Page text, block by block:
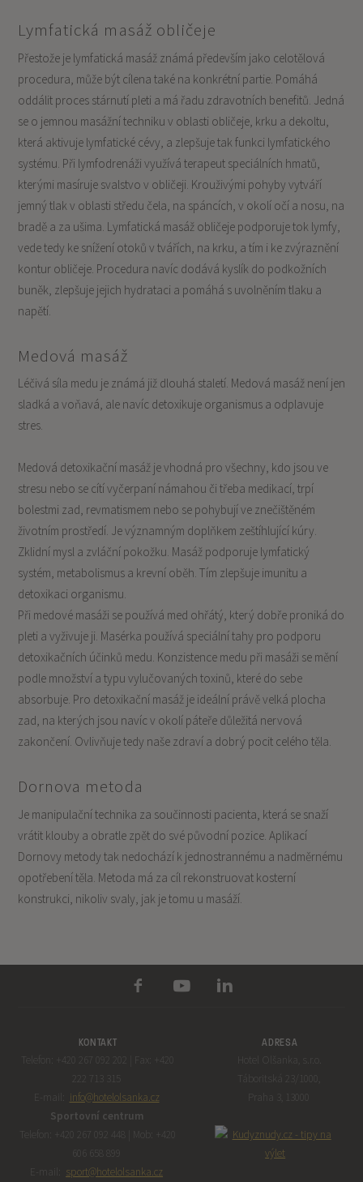
Lymfatická masáž obličeje
Přestože je lymfatická masáž známá především jako celotělová
procedura, může být cílena také na konkrétní partie. Pomáhá
oddálit proces stárnutí pleti a má řadu zdravotních benefitů. Jedná
se o jemnou masážní techniku v oblasti obličeje, krku a dekoltu,
která aktivuje lymfatické cévy, a zlepšuje tak funkci lymfatického
systému. Při lymfodrenáži využívá terapeut speciálních hmatů,
kterými masíruje svalstvo v obličeji. Krouživými pohyby vytváří
jemný tlak v oblasti středu čela, na spáncích, v okolí očí a nosu, na
bradě a za ušima. Lymfatická masáž obličeje podporuje tok lymfy,
vede tedy ke snížení otoků v tvářích, na krku, a tím i ke zvýraznění
kontur obličeje. Procedura navíc dodává kyslík do podkožních
buněk, zlepšuje jejich hydrataci a pomáhá s uvolněním tlaku a
napětí.
Medová masáž
Léčivá síla medu je známá již dlouhá staletí. Medová masáž není jen
sladká a voňavá, ale navíc detoxikuje organismus a odplavuje
stres.
Medová detoxikační masáž je vhodná pro všechny, kdo jsou ve
stresu nebo se cítí vyčerpaní námahou či třeba medikací, trpí
bolestmi zad, revmatismem nebo se pohybují ve znečištěném
životním prostředí. Je významným doplňkem zeštíhlující kúry.
Zklidní mysl a zvláční pokožku. Masáž podporuje lymfatický
systém, metabolismus a krevní oběh. Tím zlepšuje imunitu a
detoxikaci organismu.
Při medové masáži se používá med ohřátý, který dobře proniká do
pleti a vyživuje ji. Masérka používá speciální tahy pro podporu
detoxikačních účinků medu. Konzistence medu při masáži se mění
podle množství a typu vylučovaných toxinů, které do sebe
absorbuje. Pro detoxikační masáž je ideální právě velká plocha
zad, na kterých jsou navíc v okolí páteře důležitá nervová
zakončení. Ovlivňuje tedy naše zdraví a dobrý pocit celého těla.
Dornova metoda
Je manipulační technika za součinnosti pacienta, která se snaží
vrátit klouby a obratle zpět do své původní pozice. Aplikací
Dornovy metody tak nedochází k jednostrannému a nadměrnému
opotřebení těla. Metoda má za cíl rekonstruovat kosterní
konstrukci, nikoliv svaly, jak je tomu u masáží.
KONTAKT
Telefon: +420 267 092 202 | Fax: +420
222 713 315
E-mail: info@hotelolsanka.cz
Sportovní centrum
Telefon: +420 267 092 448 | Mob: +420
E-mail: sport@hotelolsanka.cz
ADRESA
Hotel Olšanka, s.r.o.
Táboritská 23/1000,
Praha 3, 13000